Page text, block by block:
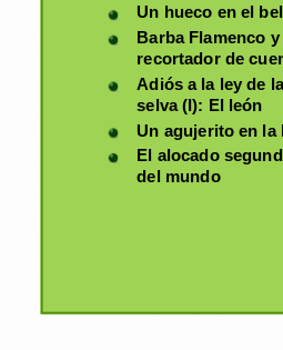
Un hueco en el
Barba Flamenco y
recortador de
Adiós a la ley de la
selva (I): El león
Un agujerito en la
El alocado
del mundo